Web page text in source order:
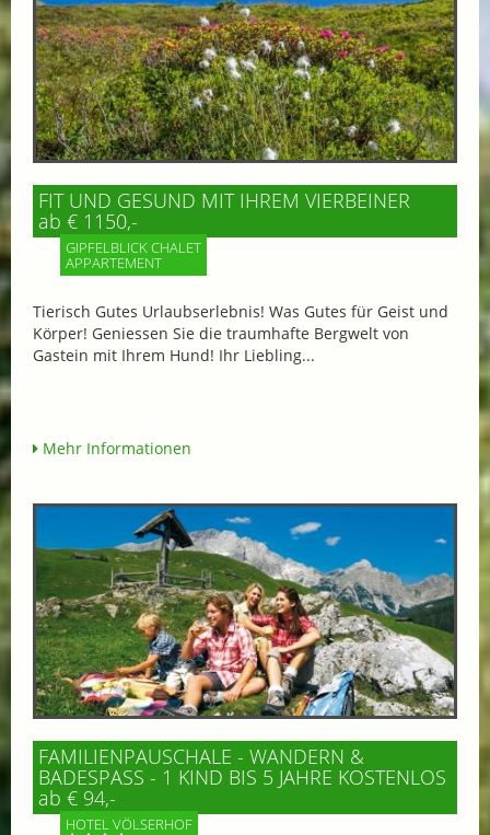
FIT UND GESUND MIT IHREM VIERBEINER
ab € 1150,-
GIPFELBLICK CHALET
APPARTEMENT
Tierisch Gutes Urlaubserlebnis! Was Gutes für Geist und
Körper! Geniessen Sie die traumhafte Bergwelt von
Gastein mit Ihrem Hund! Ihr Liebling...
Mehr Informationen
FAMILIENPAUSCHALE - WANDERN &
BADESPASS - 1 KIND BIS 5 JAHRE KOSTENLOS
ab € 94,-
HOTEL VÖLSERHOF